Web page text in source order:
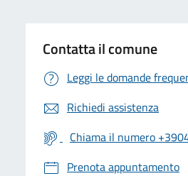
Contatta il comune
Leggi le domande
Richiedi assistenza
Chiama il numero
Prenota appuntamento